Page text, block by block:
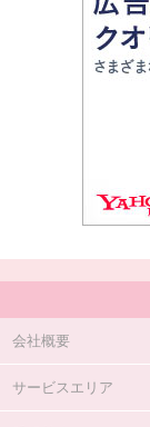
会社概要
サービスエリア